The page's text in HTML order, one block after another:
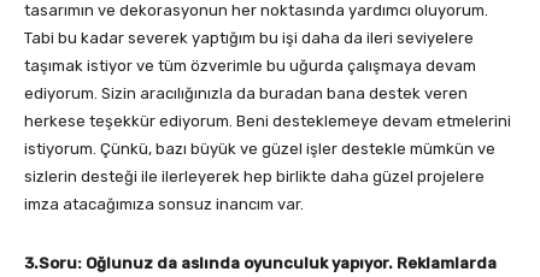
tasarımın ve dekorasyonun her noktasında yardımcı oluyorum.
Tabi bu kadar severek yaptığım bu işi daha da ileri seviyelere
taşımak istiyor ve tüm özverimle bu uğurda çalışmaya devam
ediyorum. Sizin aracılığınızla da buradan bana destek veren
herkese teşekkür ediyorum. Beni desteklemeye devam etmelerini
istiyorum. Çünkü, bazı büyük ve güzel işler destekle mümkün ve
sizlerin desteği ile ilerleyerek hep birlikte daha güzel projelere
imza atacağımıza sonsuz inancım var.
3.Soru: Oğlunuz da aslında oyunculuk yapıyor. Reklamlarda